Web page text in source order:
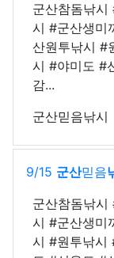
군산참돔낚
시 #군산생미
산원투낚시 #
시 #야미도 #
감...
군산믿음낚시
9/15 군산믿음
군산참돔낚
시 #군산생미
시 #원투낚시